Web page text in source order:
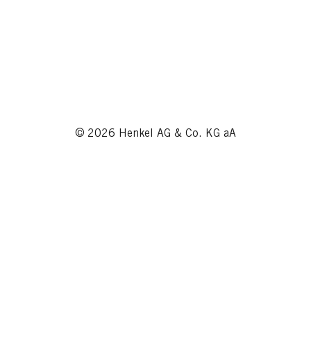
© 2026 Henkel AG & Co. KG aA